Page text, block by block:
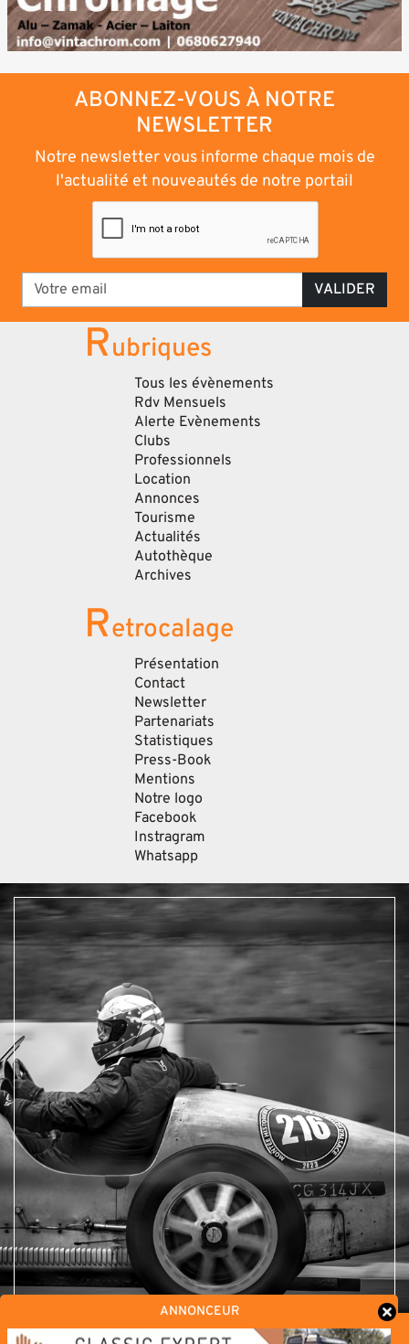
ABONNEZ-VOUS À NOTRE
NEWSLETTER
Notre newsletter vous informe chaque mois de
l'actualité et nouveautés de notre portail
VALIDER
Rubriques
Tous les évènements
Rdv Mensuels
Alerte Evènements
Clubs
Professionnels
Location
Annonces
Tourisme
Actualités
Autothèque
Archives
Retrocalage
Présentation
Contact
Newsletter
Partenariats
Statistiques
Press-Book
Mentions
Notre logo
Facebook
Instragram
Whatsapp
ANNONCEUR